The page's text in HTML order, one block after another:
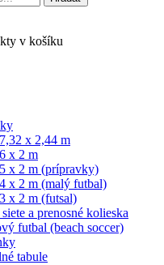
v košíku
x 2,44 m
x 2 m
x 2 m (prípravky)
x 2 m (malý futbal)
x 2 m (futsal)
a prenosné kolieska
futbal (beach soccer)
tabule